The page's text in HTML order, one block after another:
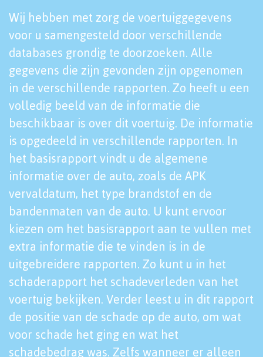
Wij hebben met zorg de voertuiggegevens
voor u samengesteld door verschillende
databases grondig te doorzoeken. Alle
gegevens die zijn gevonden zijn opgenomen
in de verschillende rapporten. Zo heeft u een
volledig beeld van de informatie die
beschikbaar is over dit voertuig. De informatie
is opgedeeld in verschillende rapporten. In
het basisrapport vindt u de algemene
informatie over de auto, zoals de APK
vervaldatum, het type brandstof en de
bandenmaten van de auto. U kunt ervoor
kiezen om het basisrapport aan te vullen met
extra informatie die te vinden is in de
uitgebreidere rapporten. Zo kunt u in het
schaderapport het schadeverleden van het
voertuig bekijken. Verder leest u in dit rapport
de positie van de schade op de auto, om wat
voor schade het ging en wat het
schadebedrag was. Zelfs wanneer er alleen